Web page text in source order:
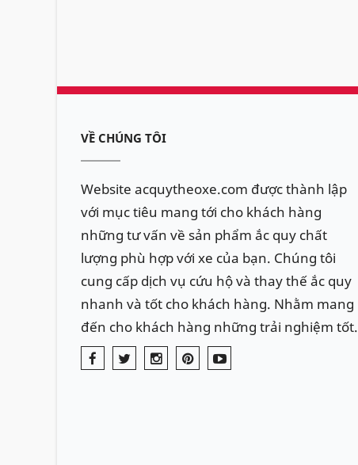
VỀ CHÚNG TÔI
Website acquytheoxe.com được thành lập
với mục tiêu mang tới cho khách hàng
những tư vấn về sản phẩm ắc quy chất
lượng phù hợp với xe của bạn. Chúng tôi
cung cấp dịch vụ cứu hộ và thay thế ắc quy
nhanh và tốt cho khách hàng. Nhằm mang
đến cho khách hàng những trải nghiệm tốt.